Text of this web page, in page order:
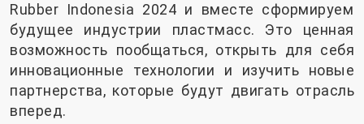
Rubber Indonesia 2024 и вместе сформируем
будущее индустрии пластмасс. Это ценная
возможность пообщаться, открыть для себя
инновационные технологии и изучить новые
партнерства, которые будут двигать отрасль
вперед.